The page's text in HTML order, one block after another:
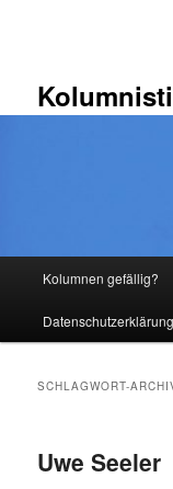
Kolumnen gefällig?
Datenschutzerklärung
SCHLAGWORT-
Uwe Seeler